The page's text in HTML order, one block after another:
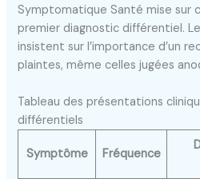
Symptomatique Santé mise sur
premier diagnostic différentiel.
insistent sur l’importance d’un
plaintes, même celles jugées
Tableau des présentations
différentiels
Symptôme Fréquence